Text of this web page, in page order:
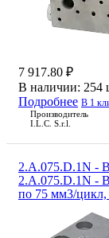
7 917.80 ₽
В наличии: 254
Подробнее В 1
Производитель
I.L.C. S.r.l.
2.A.075.D.1N -
2.A.075.D.1N -
по 75 мм3/цикл,